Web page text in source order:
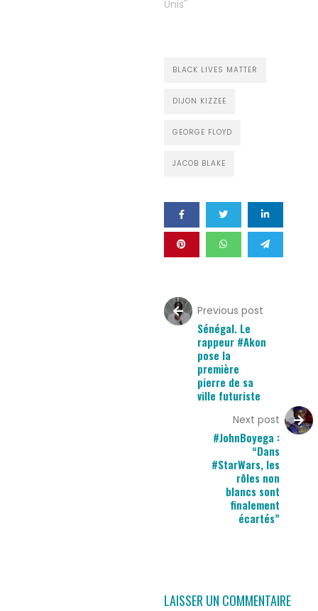
Unis"
BLACK LIVES MATTER
DIJON KIZZEE
GEORGE FLOYD
JACOB BLAKE
Previous post
Sénégal. Le
rappeur #Akon
pose la
première
pierre de sa
ville futuriste
Next post
#JohnBoyega :
“Dans
#StarWars, les
rôles non
blancs sont
finalement
écartés”
LAISSER UN COMMENTAIRE